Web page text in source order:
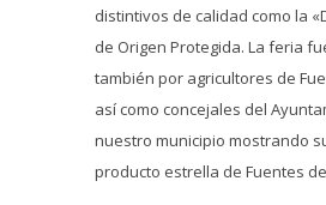
distintivos de calidad como la
de Origen Protegida. La feria
también por agricultores de
así como concejales del
nuestro municipio mostrando
producto estrella de Fuentes